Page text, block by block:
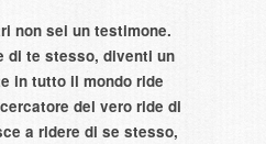
non sei un testimone.
di te stesso, diventi un
in tutto il mondo ride
del vero ride di
a ridere di se stesso,